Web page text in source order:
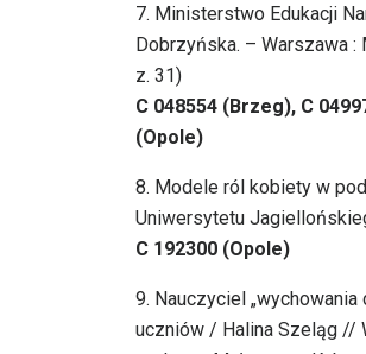
7. Ministerstwo Edukacji
Dobrzyńska. – Warszawa
z. 31)
C 048554 (Brzeg), C
(Opole)
8. Modele ról kobiety w
Uniwersytetu
C 192300 (Opole)
9. Nauczyciel
uczniów / Halina Szeląg //